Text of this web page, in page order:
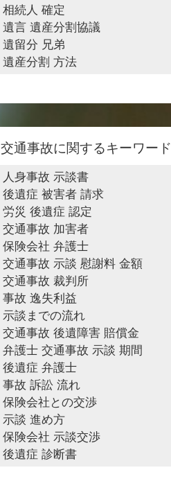
相続人 確定
遺言 遺産分割協議
遺留分 兄弟
遺産分割 方法
交通事故に関するキーワード
人身事故 示談書
後遺症 被害者 請求
労災 後遺症 認定
交通事故 加害者
保険会社 弁護士
交通事故 示談 慰謝料 金額
交通事故 裁判所
事故 逸失利益
示談までの流れ
交通事故 後遺障害 賠償金
弁護士 交通事故 示談 期間
後遺症 弁護士
事故 訴訟 流れ
保険会社との交渉
示談 進め方
保険会社 示談交渉
後遺症 診断書